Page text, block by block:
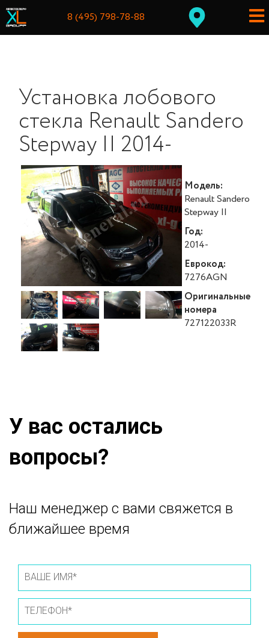
8 (495) 798-78-88
Установка лобового
стекла Renault Sandero
Stepway II 2014-
Модель:
Renault Sandero
Stepway II
Год:
2014-
Еврокод:
7276AGN
Оригинальные
номера
727122033R
У вас остались
вопросы?
Наш менеджер с вами свяжется в
ближайшее время